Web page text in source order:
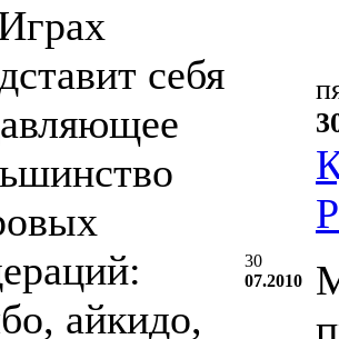
себя
айкидо,
30
07.2010